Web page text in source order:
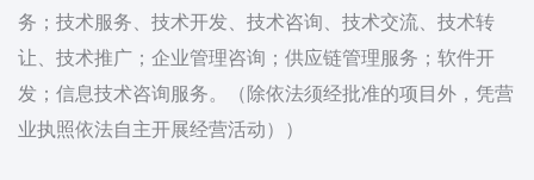
务；技术服务、技术开发、技术咨询、技术交流、技术转
让、技术推广；企业管理咨询；供应链管理服务；软件开
发；信息技术咨询服务。（除依法须经批准的项目外，凭营
业执照依法自主开展经营活动））